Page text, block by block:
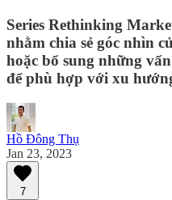
Series Rethinking
nhằm chia sẻ góc nhìn
hoặc bổ sung những
để phù hợp với xu
Hồ Đông Thụ
Jan 23, 2023
7